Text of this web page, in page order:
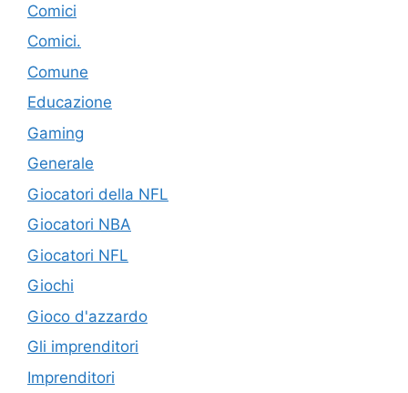
Comici
Comici.
Comune
Educazione
Gaming
Generale
Giocatori della NFL
Giocatori NBA
Giocatori NFL
Giochi
Gioco d'azzardo
Gli imprenditori
Imprenditori